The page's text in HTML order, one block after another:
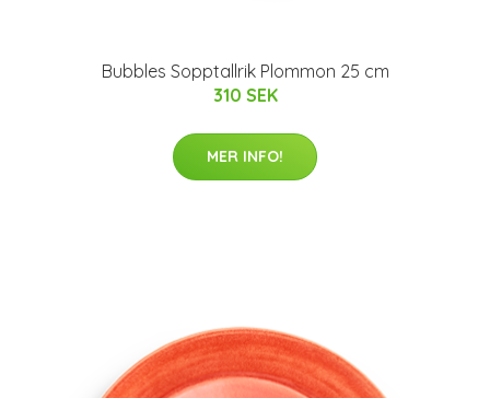
Bubbles Sopptallrik Plommon 25 cm
310 SEK
MER INFO!